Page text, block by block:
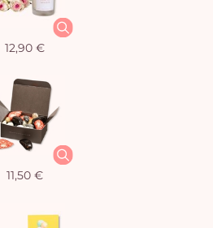
12,90 €
11,50 €